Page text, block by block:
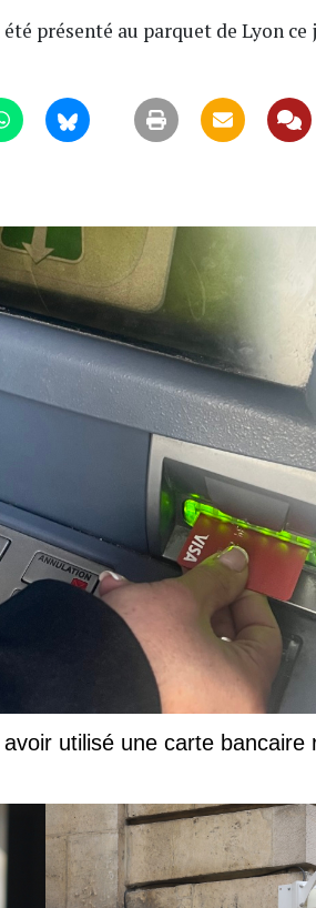
présenté au parquet de Lyon ce
utilisé une carte bancaire